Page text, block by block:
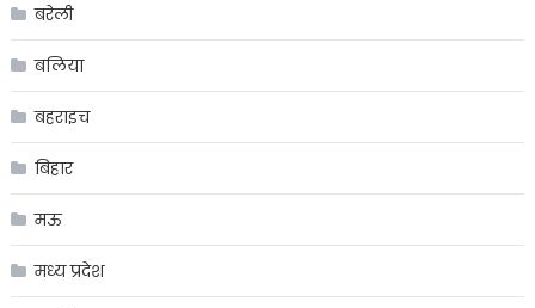
बरेली
बलिया
बहराइच
बिहार
मऊ
मध्य प्रदेश